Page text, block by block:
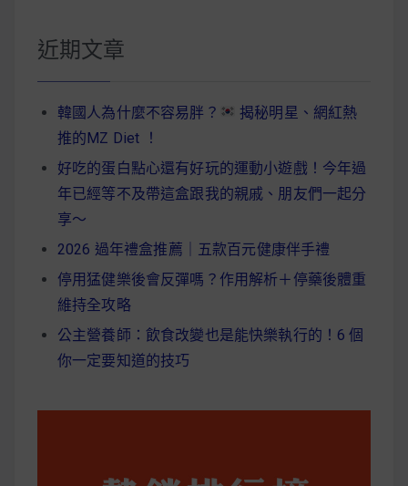
鍵
字:
近期文章
韓國人為什麼不容易胖？
揭秘明星、網紅熱
推的MZ Diet ！
好吃的蛋白點心還有好玩的運動小遊戲！今年過
年已經等不及帶這盒跟我的親戚、朋友們一起分
享～
2026 過年禮盒推薦｜五款百元健康伴手禮
停用猛健樂後會反彈嗎？作用解析＋停藥後體重
維持全攻略
公主營養師：飲食改變也是能快樂執行的！6 個
你一定要知道的技巧